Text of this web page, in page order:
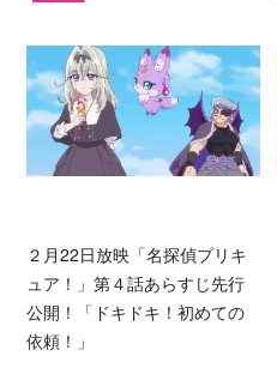
２月22日放映「名探偵プリキ
ュア！」第４話あらすじ先行
公開！「ドキドキ！初めての
依頼！」